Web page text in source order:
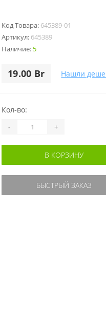
Код Товара: 645389-01
Артикул: 645389
Наличие: 5
19.00 Br Нашли
Кол-во:
- +
В КОРЗИНУ
БЫСТРЫЙ ЗАКАЗ